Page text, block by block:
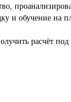
и обучение на
расчёт